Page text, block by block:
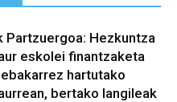
Partzuergoa: Hezkuntza
eskolei finantzaketa
hartutako
bertako langileak